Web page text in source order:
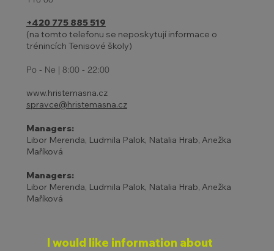
+420 775 885 519
(na tomto telefonu se neposkytují informace o
trénincích Tenisové školy)
Po - Ne | 8:00 - 22:00
www.hristemasna.cz
spravce@hristemasna.cz
Managers:
Libor Merenda, Ludmila Palok, Natalia Hrab, Anežka
Maříková
Managers:
Libor Merenda, Ludmila Palok, Natalia Hrab, Anežka
Maříková
I would like information about